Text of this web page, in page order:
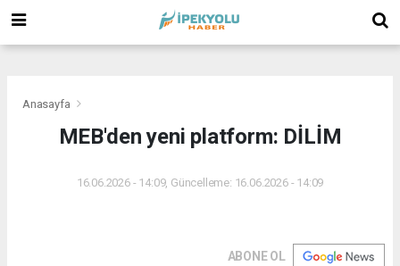
Anasayfa
MEB'den yeni platform: DİLİM
16.06.2026 - 14:09, Güncelleme: 16.06.2026 - 14:09
ABONE OL